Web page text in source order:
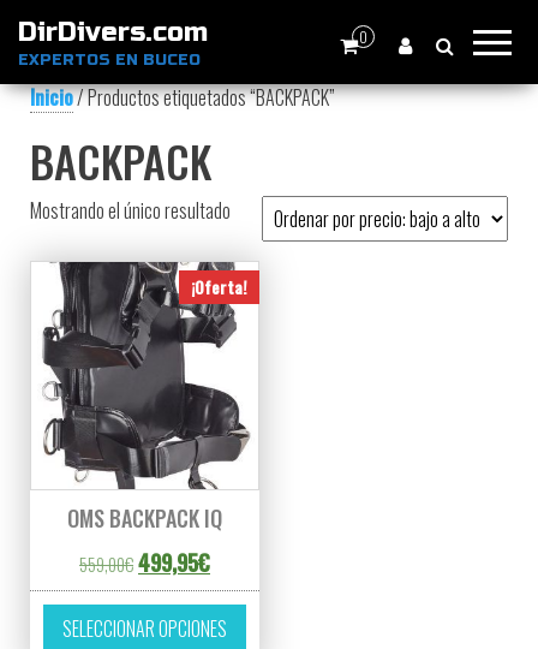
DirDivers.com
EXPERTOS EN BUCEO
0
Inicio/ Productos etiquetados “BACKPACK”
BACKPACK
Mostrando el único resultado
¡Oferta!
OMS BACKPACK IQ
559,00€El precio original era: 559,00€.
499,95€El precio actual es: 499,95€.
SELECCIONAR OPCIONES